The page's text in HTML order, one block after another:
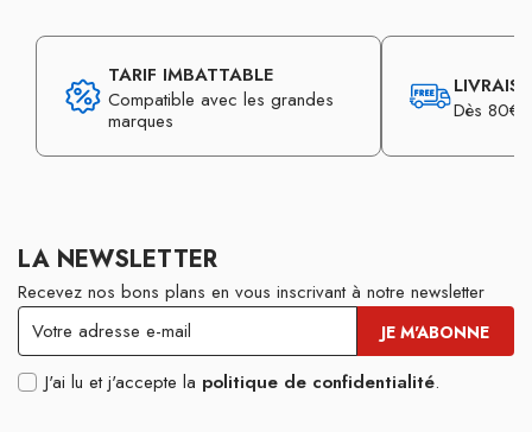
TARIF IMBATTABLE
Compatible avec les grandes
marques
Dès 80€
LA NEWSLETTER
Recevez nos bons plans en vous inscrivant à notre newsletter
J'ai lu et j'accepte la politique de confidentialité.